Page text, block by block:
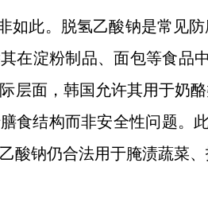
如此。脱氢乙酸钠是常见
在淀粉制品、面包等食品
层面，韩国允许其用于奶
食结构而非安全性问题。
酸钠仍合法用于腌渍蔬菜